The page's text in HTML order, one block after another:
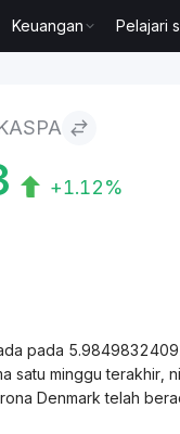
Keuangan Pelajari
+1.12%
pada
satu minggu terakhir,
Denmark telah